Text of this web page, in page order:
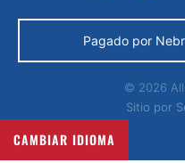
Pagado por
© 2026
Sitio por
CAMBIAR IDIOMA